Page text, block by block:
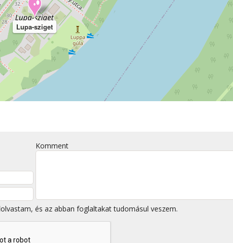
Lupa-sziget
Komment
és az abban foglaltakat tudomásul veszem.